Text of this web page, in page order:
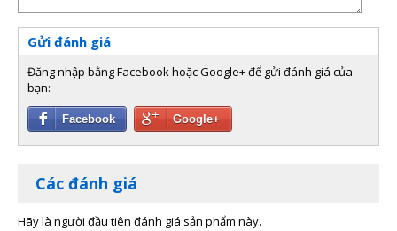
Gửi đánh giá
Đăng nhập bằng Facebook hoặc Google+ để gửi đánh giá của
bạn:
Facebook Google+
Các đánh giá
Hãy là người đầu tiên đánh giá sản phẩm này.